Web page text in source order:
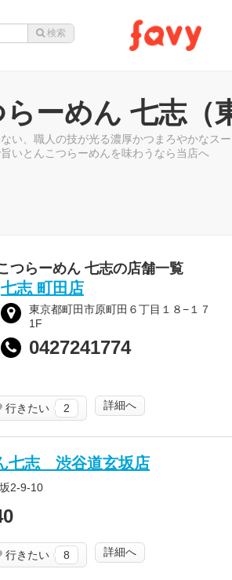
ーめん 七志（
い、職人の技が光る濃厚かつまろやかなス
いとんこつらーめんを味わうなら当店へ
つらーめん 七志の店舗一覧
七志 町田店
東京都町田市原町田６丁目１８−１７
1F
0427241774
行きたい 2 詳細へ
七志 渋谷道玄坂店
2-9-10
行きたい 8 詳細へ